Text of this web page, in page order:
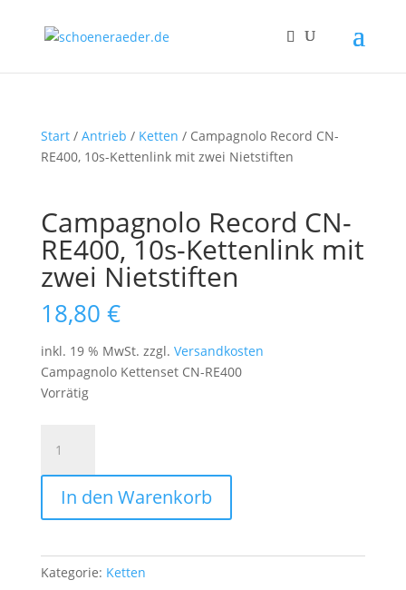
Start/ Antrieb / Ketten / Campagnolo Record CN-
RE400, 10s-Kettenlink mit zwei Nietstiften
Campagnolo Record CN-
RE400, 10s-Kettenlink mit
zwei Nietstiften
18,80 €
inkl. 19 % MwSt. zzgl. Versandkosten
Campagnolo Kettenset CN-RE400
Vorrätig
Record
CN-
RE400,
10s-
mit
zwei
In den Warenkorb
Kategorie: Ketten